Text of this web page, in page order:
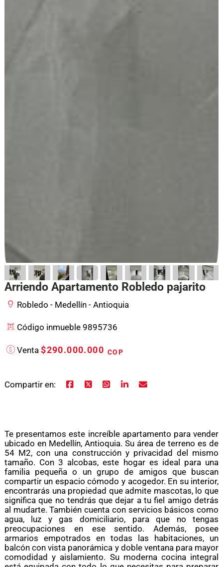
Arriendo Apartamento Robledo pajarito
Robledo - Medellín - Antioquia
Código inmueble 9895736
Venta$290.000.000 COP
Compartir en:
Te presentamos este increíble apartamento para vender
ubicado en Medellín, Antioquia. Su área de terreno es de
54 M2, con una construcción y privacidad del mismo
tamaño. Con 3 alcobas, este hogar es ideal para una
familia pequeña o un grupo de amigos que buscan
compartir un espacio cómodo y acogedor. En su interior,
encontrarás una propiedad que admite mascotas, lo que
significa que no tendrás que dejar a tu fiel amigo detrás
al mudarte. También cuenta con servicios básicos como
agua, luz y gas domiciliario, para que no tengas
preocupaciones en ese sentido. Además, posee
armarios empotrados en todas las habitaciones, un
balcón con vista panorámica y doble ventana para mayor
comodidad y aislamiento. Su moderna cocina integral